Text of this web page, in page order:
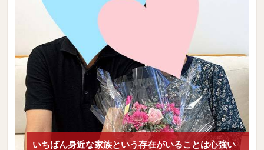
いちばん身近な家族という存在がいることは心強い